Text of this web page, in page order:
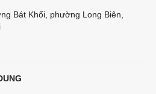
Bát Khối, phường Long Biên,